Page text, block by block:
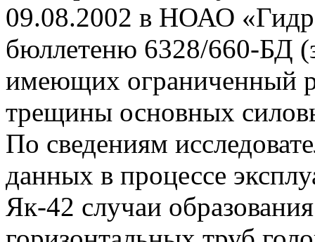
09.08.2002 в НОАО
бюллетеню 6328/660-БД
имеющих ограниченный
трещины основных
По сведениям
данных в процессе
Як-42 случаи